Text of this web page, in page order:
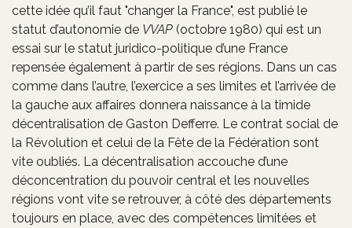
cette idée qu’il faut "changer la France", est publié le
statut d’autonomie de VVAP (octobre 1980) qui est un
essai sur le statut juridico-politique d’une France
repensée également à partir de ses régions. Dans un cas
comme dans l’autre, l’exercice a ses limites et l’arrivée de
la gauche aux affaires donnera naissance à la timide
décentralisation de Gaston Defferre. Le contrat social de
la Révolution et celui de la Fête de la Fédération sont
vite oubliés. La décentralisation accouche d’une
déconcentration du pouvoir central et les nouvelles
régions vont vite se retrouver, à côté des départements
toujours en place, avec des compétences limitées et